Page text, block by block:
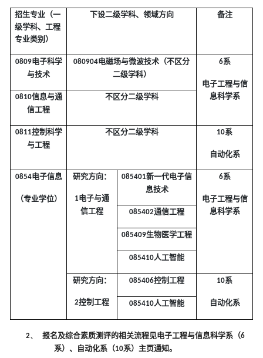
招生专业（一
级学科、工程
专业类别）
下设二级学科、领域方向 备注
0809电子科学
与技术
080904电磁场与微波技术（不区分
二级学科）
6系
电子工程与信
息科学系
0810信息与通
信工程
不区分二级学科
0811控制科学
与工程
不区分二级学科 10系
自动化系
0854电子信息
（专业学位）
研究方向：
1电子与通
信工程
085401新一代电子信
息技术
6系
电子工程与信
息科学系
085402通信工程
085409生物医学工程
085410人工智能
研究方向：
2控制工程
085406控制工程 10系
自动化系
085410人工智能
2、 报名及综合素质测评的相关流程见电子工程与信息科学系（6
系）、自动化系（10系）主页通知。